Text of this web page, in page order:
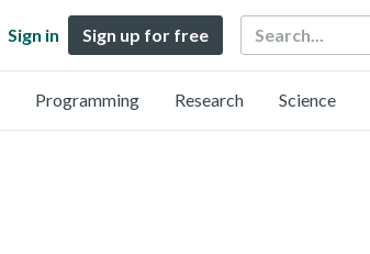
Sign in Sign up for free Search
Programming Research Science